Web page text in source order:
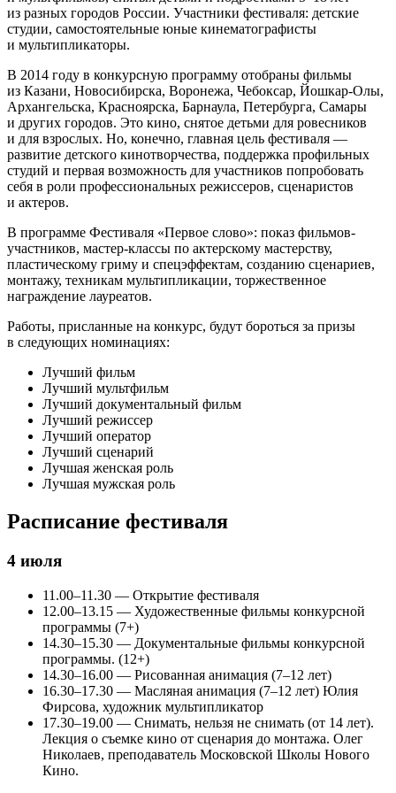
из разных городов России. Участники фестиваля: детские
студии, самостоятельные юные кинематографисты
и мультипликаторы.
В 2014 году в конкурсную программу отобраны фильмы
из Казани, Новосибирска, Воронежа, Чебоксар, Йошкар-Олы,
Архангельска, Красноярска, Барнаула, Петербурга, Самары
и других городов. Это кино, снятое детьми для ровесников
и для взрослых. Но, конечно, главная цель фестиваля —
развитие детского кинотворчества, поддержка профильных
студий и первая возможность для участников попробовать
себя в роли профессиональных режиссеров, сценаристов
и актеров.
В программе Фестиваля «Первое слово»: показ фильмов-
участников, мастер-классы по актерскому мастерству,
пластическому гриму и спецэффектам, созданию сценариев,
монтажу, техникам мультипликации, торжественное
награждение лауреатов.
Работы, присланные на конкурс, будут бороться за призы
в следующих номинациях:
Лучший фильм
Лучший мультфильм
Лучший документальный фильм
Лучший режиссер
Лучший оператор
Лучший сценарий
Лучшая женская роль
Лучшая мужская роль
Расписание фестиваля
4 июля
11.00–11.30 — Открытие фестиваля
12.00–13.15 — Художественные фильмы конкурсной
программы (7+)
14.30–15.30 — Документальные фильмы конкурсной
программы. (12+)
14.30–16.00 — Рисованная анимация (7–12 лет)
16.30–17.30 — Масляная анимация (7–12 лет) Юлия
Фирсова, художник мультипликатор
17.30–19.00 — Снимать, нельзя не снимать (от 14 лет).
Лекция о съемке кино от сценария до монтажа. Олег
Николаев, преподаватель Московской Школы Нового
Кино.